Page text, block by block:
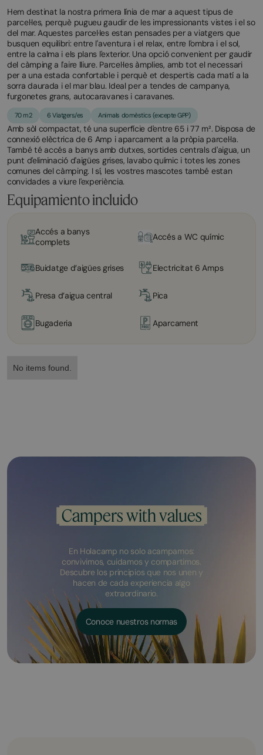
Hem destinat la nostra primera línia de mar a aquest tipus de
parcel·les, perquè pugueu gaudir de les impressionants vistes i el so
del mar. Aquestes parcel·les estan pensades per a viatgers que
busquen equilibri: entre l'aventura i el relax, entre l'ombra i el sol,
entre la calma i els plans l'exterior. Una opció convenient per gaudir
del càmping a l'aire lliure. Parcel·les àmplies, amb tot el necessari
per a una estada confortable i perquè et despertis cada matí a la
sorra daurada i el mar blau. Ideal per a tendes de campanya,
furgonetes grans, autocaravanes i caravanes.
70 m2 6 Viatgers/es Animals domèstics (excepte GPP)
Amb sòl compactat, té una superfície d'entre 65 i 77 m². Disposa de
connexió elèctrica de 6 Amp i aparcament a la pròpia parcel·la.
També té accés a banys amb dutxes, sortides centrals d'aigua, un
punt d'eliminació d'aigües grises, lavabo químic i totes les zones
comunes del càmping. I sí, les vostres mascotes també estan
convidades a viure l'experiència.
Equipamiento incluido
Accés a banys
complets
Accés a WC químic
Buidatge d’aigües grises Electricitat 6 Amps
Presa d’aigua central Pica
Bugaderia Aparcament
No items found.
Campers with values
En Holacamp no solo acampamos:
convivimos, cuidamos y compartimos.
Descubre los principios que nos unen y
hacen de cada experiencia algo
extraordinario.
Conoce nuestros normas